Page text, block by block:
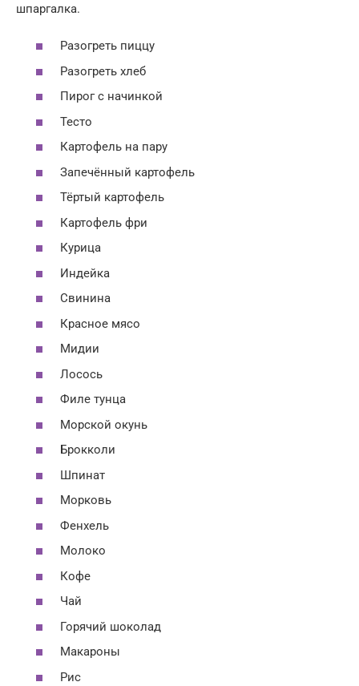
шпаргалка.
Разогреть пиццу
Разогреть хлеб
Пирог с начинкой
Тесто
Картофель на пару
Запечённый картофель
Тёртый картофель
Картофель фри
Курица
Индейка
Свинина
Красное мясо
Мидии
Лосось
Филе тунца
Морской окунь
Брокколи
Шпинат
Морковь
Фенхель
Молоко
Кофе
Чай
Горячий шоколад
Макароны
Рис